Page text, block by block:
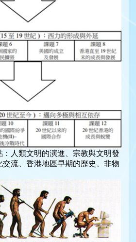
人類文明的演進、宗教與文明發
交流、香港地區早期的歷史、非物